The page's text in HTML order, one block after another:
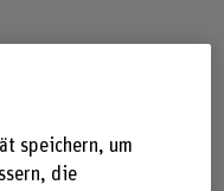
speichern, um
die